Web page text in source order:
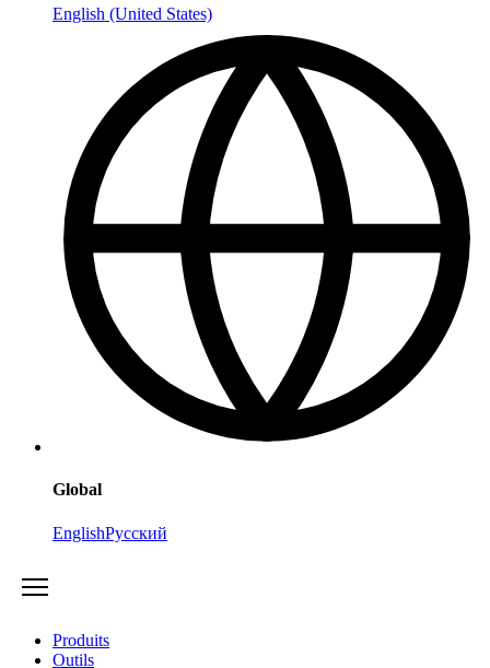
English (United States)
Global
EnglishРусский
Produits
Outils